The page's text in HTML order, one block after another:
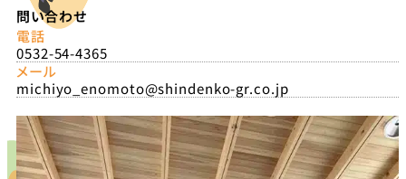
問い合わせ
電話
0532-54-4365
メール
michiyo_enomoto@shindenko-gr.co.jp